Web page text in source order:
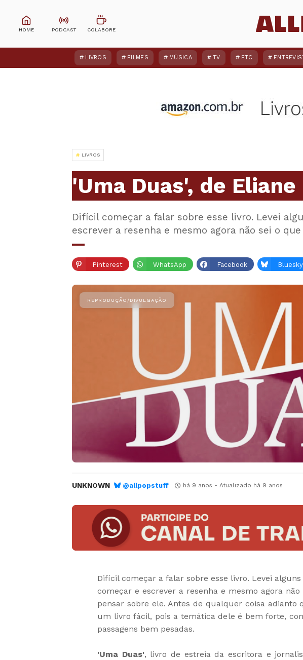
LIVROS FILMES MÚSICA TV ETC
LIVROS
'Uma Duas', de
Difícil começar a falar sobre esse livro. Levei
escrever a resenha e mesmo agora não sei o
Pinterest WhatsApp Facebook Bluesky
UNKNOWN @allpopstuff há 9 anos - Atualizado há 9 anos
Difícil começar a falar sobre esse livro. Levei alguns
começar e escrever a resenha e mesmo agora não
pensar sobre ele. Antes de qualquer coisa adianto
um livro fácil, pois a temática dele é bem forte,
passagens bem pesadas.
'Uma Duas', livro de estreia da escritora e